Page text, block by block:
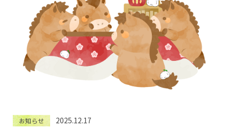
お知らせ
2025.12.17